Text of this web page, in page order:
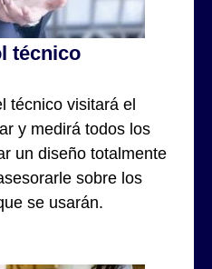
técnico
técnico visitará el
y medirá todos los
un diseño totalmente
sobre los
se usarán.